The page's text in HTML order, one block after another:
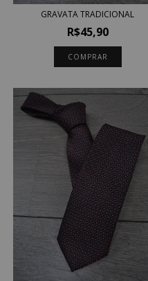
GRAVATA TRADICIONAL
R$45,90